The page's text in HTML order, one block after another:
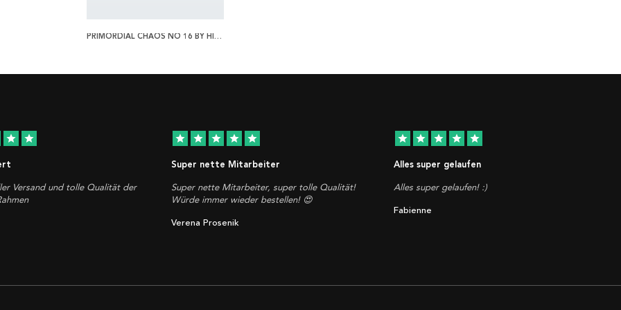
PRIMORDIAL CHAOS NO 16 BY HILMA AF KLINT POSTER
star star
Versand und tolle Qualität der
star star star star star
Super nette Mitarbeiter
Super nette Mitarbeiter, super tolle Qualität!
Würde immer wieder bestellen! 😍
Verena Prosenik
star star star star star
Alles super gelaufen
Alles super gelaufen! :)
Fabienne